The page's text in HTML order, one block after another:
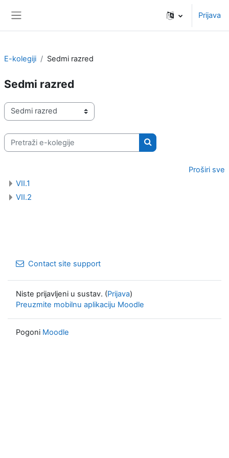
Prijava
E-kolegiji Sedmi razred
Sedmi razred
Popis e-kolegija
Pretraži e-kolegije
Pretraži e-kolegije
Proširi sve
VII.1
VII.2
Contact site support
Niste prijavljeni u sustav. (Prijava)
Preuzmite mobilnu aplikaciju Moodle
Pogoni Moodle